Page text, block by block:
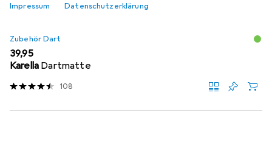
Impressum Datenschutzerklärung
Zubehör Dart
EUR
39,95
Karella Dartmatte
108